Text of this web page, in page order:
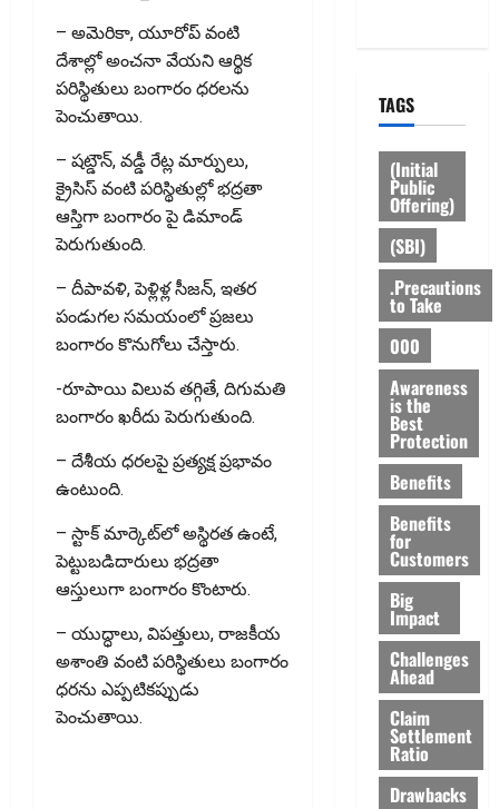
– అమెరికా, యూరోప్ వంటి
దేశాల్లో అంచనా వేయని ఆర్థిక
పరిస్థితులు బంగారం ధరలను
పెంచుతాయి.
– షట్డౌన్, వడ్డీ రేట్ల మార్పులు,
క్రైసిస్ వంటి పరిస్థితుల్లో భద్రతా
ఆస్తిగా బంగారం పై డిమాండ్
పెరుగుతుంది.
– దీపావళి, పెళ్లిళ్ల సీజన్, ఇతర
పండుగల సమయంలో ప్రజలు
బంగారం కొనుగోలు చేస్తారు.
-రూపాయి విలువ తగ్గితే, దిగుమతి
బంగారం ఖరీదు పెరుగుతుంది.
– దేశీయ ధరలపై ప్రత్యక్ష ప్రభావం
ఉంటుంది.
– స్టాక్ మార్కెట్‌లో అస్థిరత ఉంటే,
పెట్టుబడిదారులు భద్రతా
ఆస్తులుగా బంగారం కొంటారు.
– యుద్ధాలు, విపత్తులు, రాజకీయ
అశాంతి వంటి పరిస్థితులు బంగారం
ధరను ఎప్పటికప్పుడు
పెంచుతాయి.
TAGS
(Initial
Public
Offering)
(SBI)
.Precautions
to Take
000
Awareness
is the
Best
Protection
Benefits
Benefits
for
Customers
Big
Impact
Challenges
Ahead
Claim
Settlement
Ratio
Drawbacks